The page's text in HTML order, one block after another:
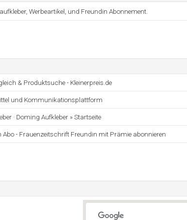
Werbeartikel, und Freundin Abonnement.
& Produktsuche - Kleinerpreis.de
und Kommunikationsplattform
· Doming Aufkleber » Startseite
Abo - Frauenzeitschrift Freundin mit Prämie abonnieren